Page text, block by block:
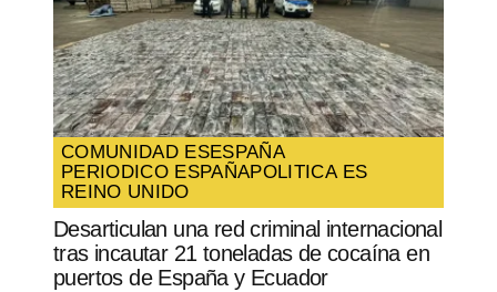
COMUNIDAD ESESPAÑA
PERIODICO ESPAÑAPOLITICA ES
REINO UNIDO
Desarticulan una red criminal internacional
tras incautar 21 toneladas de cocaína en
puertos de España y Ecuador